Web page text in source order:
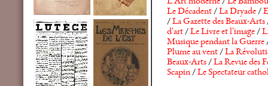
Le Décadent/La Dryade/
/La Gazette des Beaux-Arts
d'art/Le Livre et l'image/
Musique pendant la Guerre
Plume au vent/La
Beaux-Arts/La Revue des
Scapin/Le Spectateur